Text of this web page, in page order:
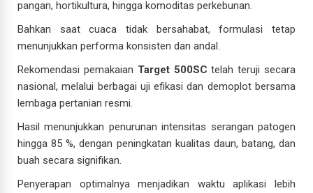
pangan, hortikultura, hingga komoditas perkebunan.
Bahkan saat cuaca tidak bersahabat, formulasi tetap
menunjukkan performa konsisten dan andal.
Rekomendasi pemakaian Target 500SC telah teruji secara
nasional, melalui berbagai uji efikasi dan demoplot bersama
lembaga pertanian resmi.
Hasil menunjukkan penurunan intensitas serangan patogen
hingga 85 %, dengan peningkatan kualitas daun, batang, dan
buah secara signifikan.
Penyerapan optimalnya menjadikan waktu aplikasi lebih